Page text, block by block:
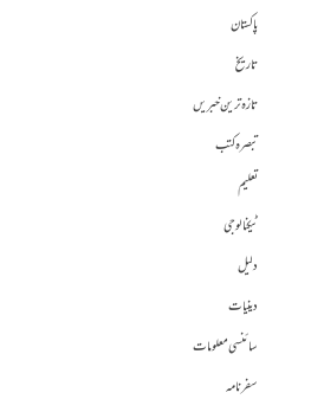
پاکستان
تاریخ
تازہ ترین خبریں
تبصرہ کتب
تعلیم
ٹیکنالوجی
دلیل
دینیات
سائنسی معلومات
سفرنامہ